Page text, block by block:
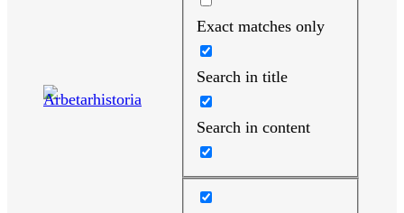
Exact matches only
Search in title
Search in content